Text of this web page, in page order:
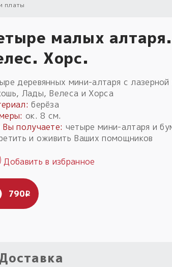
платы
малых
Хорс.
деревянных мини-алтаря с
Лады, Велеса и Хорса
берёза
ок. 8 см.
получаете: четыре мини-алтаря и
и оживить Ваших помощников
790i